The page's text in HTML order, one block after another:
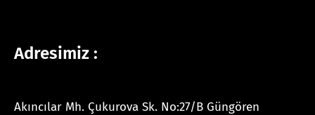
Adresimiz :
Akıncılar Mh. Çukurova Sk. No:27/B Güngören